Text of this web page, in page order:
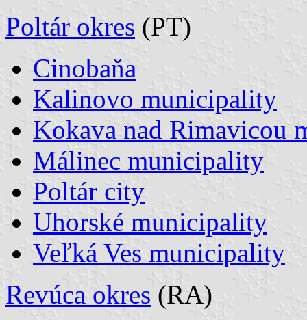
Poltár okres (PT)
Cinobaňa
Kalinovo municipality
Kokava nad Rimavicou
Málinec municipality
Poltár city
Uhorské municipality
Veľká Ves municipality
Revúca okres (RA)